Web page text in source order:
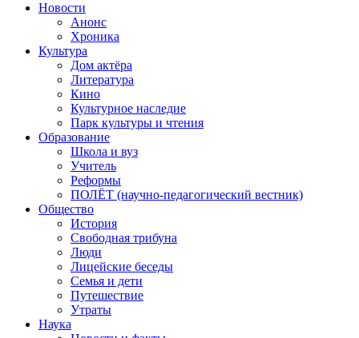
Новости
Анонс
Хроника
Культура
Дом актёра
Литература
Кино
Культурное наследие
Парк культуры и чтения
Образование
Школа и вуз
Учитель
Реформы
ПОЛЁТ (научно-педагогический вестник)
Общество
История
Свободная трибуна
Люди
Лицейские беседы
Семья и дети
Путешествие
Утраты
Наука